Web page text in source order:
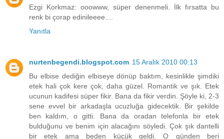
Ezgi Korkmaz: ooowww, süper denenmeli. İlk fırsatta bu
renk bi çorap edinileeee....
Yanıtla
nurtenbegendi.blogspot.com 15 Aralık 2010 00:13
Bu elbise dediğin elbiseye dönüp baktım, kesinlikle şimdiki
etek hali çok kere çok, daha güzel. Romantik ve şık. Etek
ucunun kadifesi süper fikir. Bana da fikir verdin. Şöyle ki, 2-3
sene evvel bir arkadaşla ucuzluğa gidecektik. Bir şekilde
ben kaldım, o gitti. Bana da oradan telefonla bir etek
bulduğunu ve benim için alacağını söyledi. Çok şık dantelli
bir etek ama beden küçük geldi. O günden beri